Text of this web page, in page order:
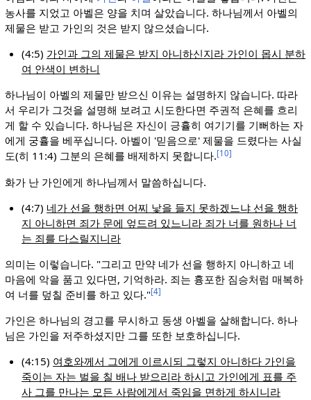
농사를 지었고 아벨은 양을 치며 살았습니다. 하나님께서 아벨의
제물은 받고 가인의 것은 받지 않으셨습니다.
(4:5) 가인과 그의 제물은 받지 아니하신지라 가인이 몹시 분하
여 안색이 변하니
하나님이 아벨의 제물만 받으신 이유는 설명하지 않습니다. 따라
서 우리가 그것을 설명해 보려고 시도한다면 주권적 은혜를 흐리
게 할 수 있습니다. 하나님은 자신이 긍휼히 여기기를 기뻐하는 자
에게 궁휼을 베푸십니다. 아벨이 '믿음으로' 제물을 드렸다는 사실
도(히 11:4) 그분의 은혜를 배제하지 못합니다.[10]
화가 난 가인에게 하나님께서 말씀하십니다.
(4:7) 네가 선을 행하면 어찌 낯을 들지 못하겠느냐 선을 행하
지 아니하면 죄가 문에 엎드려 있느니라 죄가 너를 원하나 너
는 죄를 다스릴지니라
의미는 이렇습니다. "그리고 만약 네가 선을 행하지 아니하고 네
마음에 악을 품고 있다면, 기억하라. 죄는 흉포한 짐승처럼 매복하
여 너를 덮칠 준비를 하고 있다."[4]
가인은 하나님의 경고를 무시하고 동생 아벨을 살해합니다. 하나
님은 가인을 저주하셨지만 그를 또한 보호하십니다.
(4:15) 여호와께서 그에게 이르시되 그렇지 아니하다 가인을
죽이는 자는 벌을 칠 배나 받으리라 하시고 가인에게 표를 주
사 그를 만나는 모든 사람에게서 죽임을 면하게 하시니라